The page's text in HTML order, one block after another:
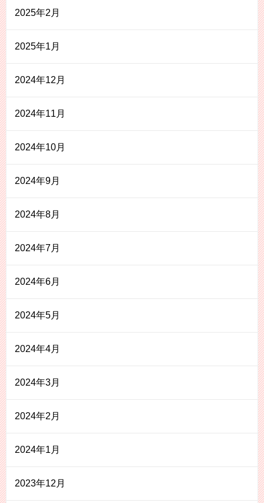
2025年2月
2025年1月
2024年12月
2024年11月
2024年10月
2024年9月
2024年8月
2024年7月
2024年6月
2024年5月
2024年4月
2024年3月
2024年2月
2024年1月
2023年12月